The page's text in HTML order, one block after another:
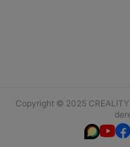
Copyright © 2025
